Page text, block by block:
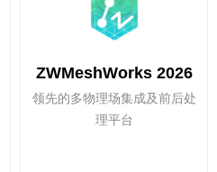
ZWMeshWorks 2026
领先的多物理场集成及前后处
理平台